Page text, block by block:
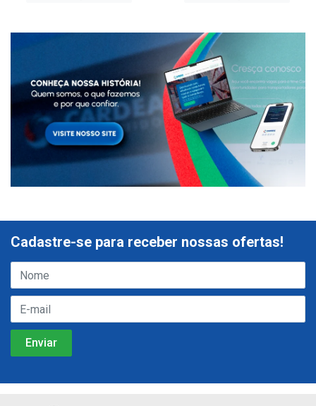
Cadastre-se para receber nossas ofertas!